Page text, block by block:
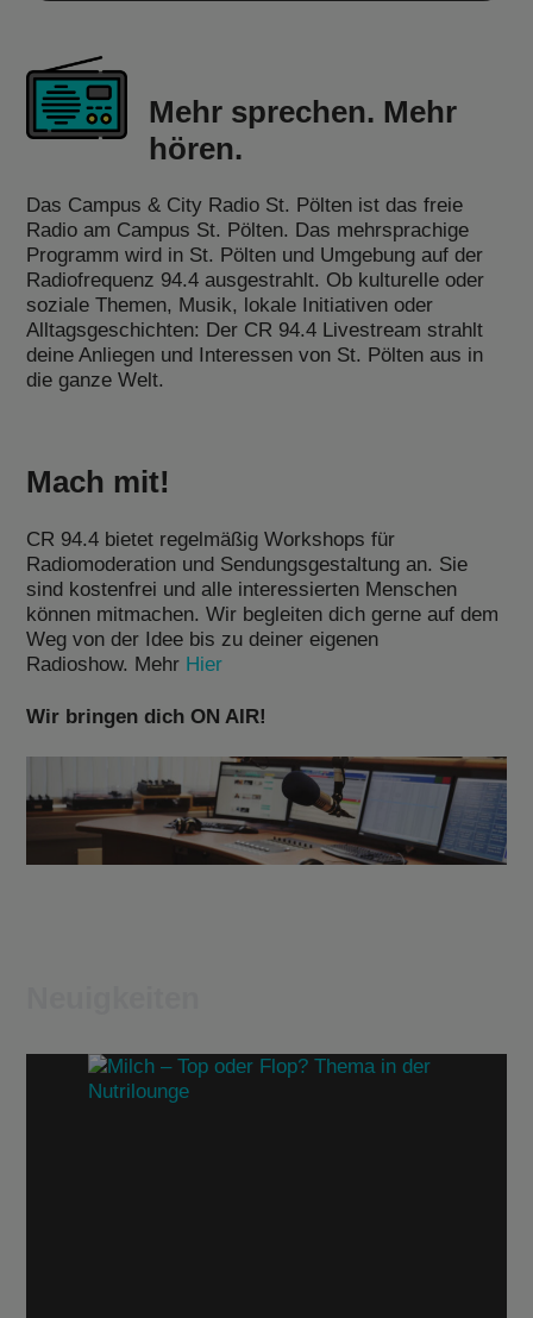
Mehr sprechen. Mehr
hören.
Das Campus & City Radio St. Pölten ist das freie
Radio am Campus St. Pölten. Das mehrsprachige
Programm wird in St. Pölten und Umgebung auf der
Radiofrequenz 94.4 ausgestrahlt. Ob kulturelle oder
soziale Themen, Musik, lokale Initiativen oder
Alltagsgeschichten: Der CR 94.4 Livestream strahlt
deine Anliegen und Interessen von St. Pölten aus in
die ganze Welt.
Mach mit!
CR 94.4 bietet regelmäßig Workshops für
Radiomoderation und Sendungsgestaltung an. Sie
sind kostenfrei und alle interessierten Menschen
können mitmachen. Wir begleiten dich gerne auf dem
Weg von der Idee bis zu deiner eigenen
Radioshow. Mehr Hier
Wir bringen dich ON AIR!